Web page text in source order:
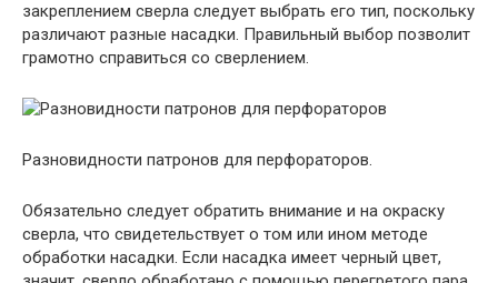
закреплением сверла следует выбрать его тип, поскольку
различают разные насадки. Правильный выбор позволит
грамотно справиться со сверлением.
Разновидности патронов для перфораторов.
Обязательно следует обратить внимание и на окраску
сверла, что свидетельствует о том или ином методе
обработки насадки. Если насадка имеет черный цвет,